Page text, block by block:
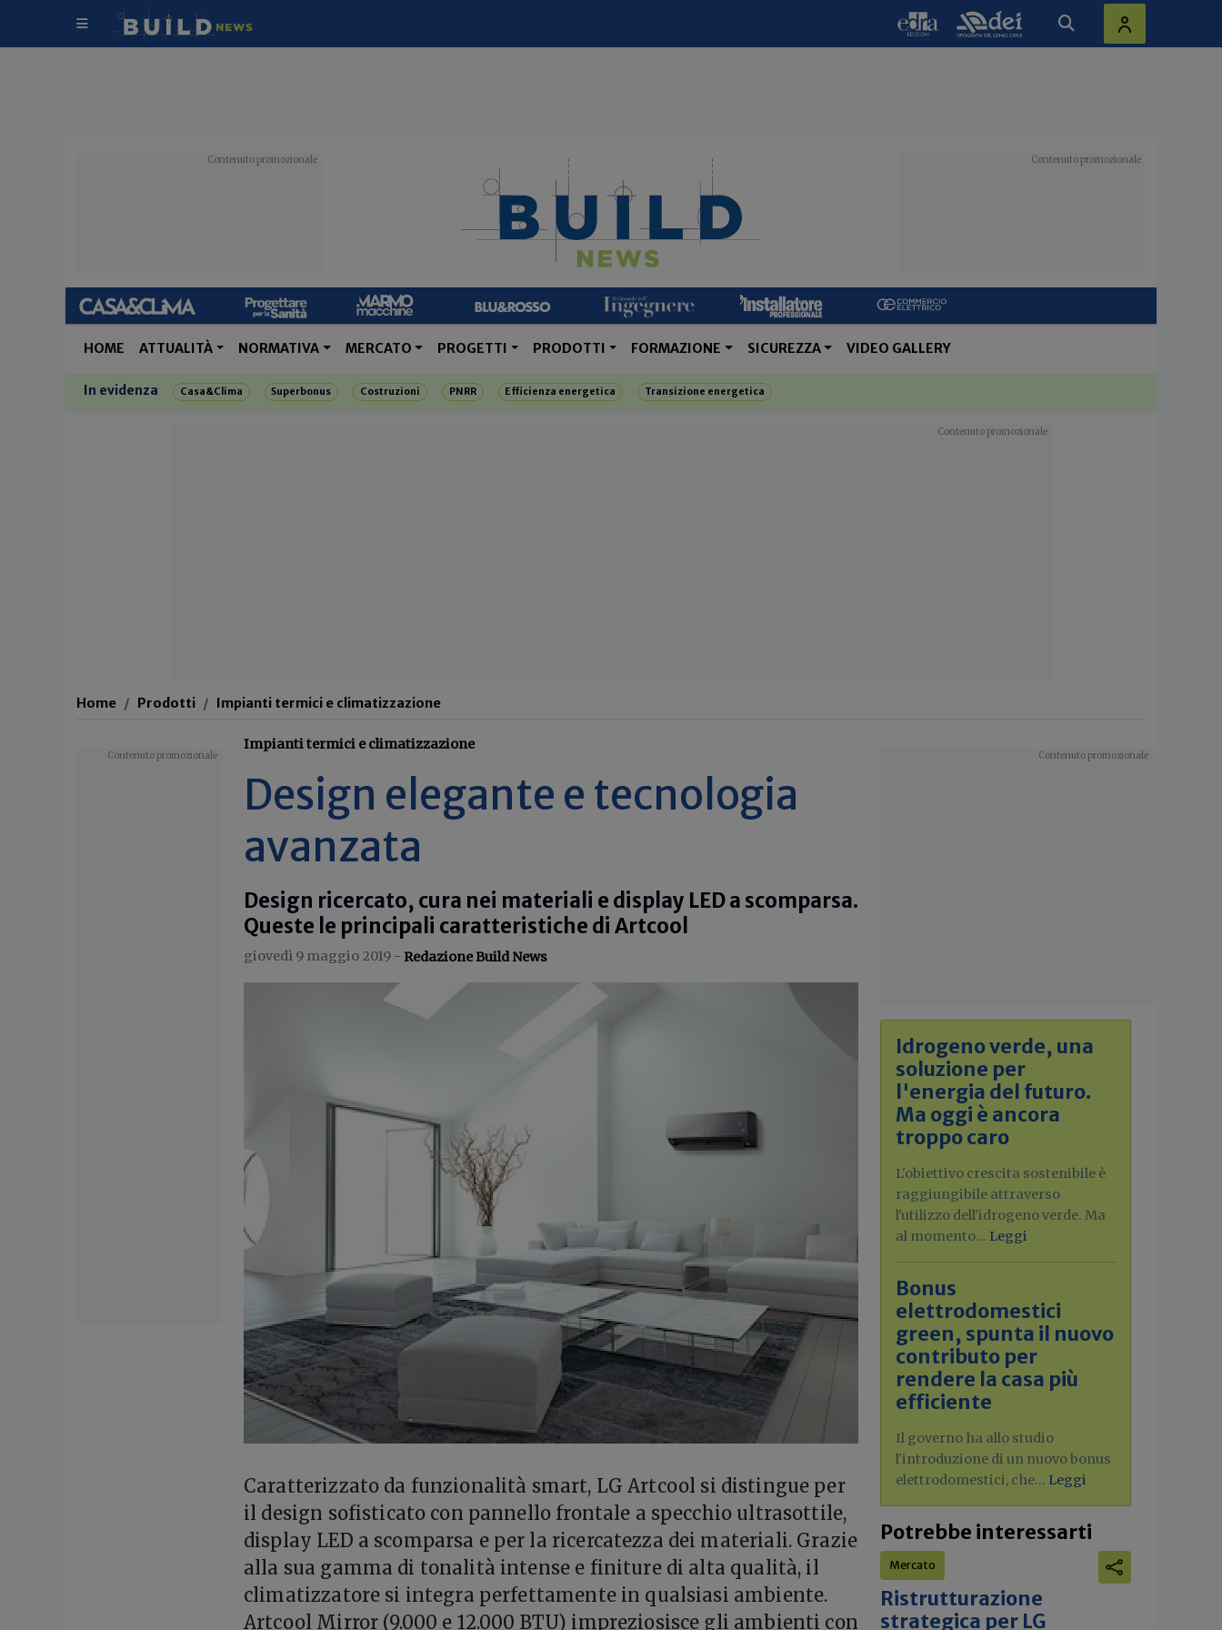
HOME ATTUALITÀ NORMATIVA MERCATO PROGETTI PRODOTTI FORMAZIONE SICUREZZA VIDEO GALLERY
In evidenza Casa&Clima Superbonus Costruzioni PNRR Efficienza energetica Transizione energetica
Home Prodotti Impianti termici e climatizzazione
Impianti termici e climatizzazione
Design elegante e tecnologia
avanzata
Design ricercato, cura nei materiali e display LED a scomparsa.
Queste le principali caratteristiche di Artcool
giovedì 9 maggio 2019 - Redazione Build News
Caratterizzato da funzionalità smart, LG Artcool si distingue per
il design sofisticato con pannello frontale a specchio ultrasottile,
display LED a scomparsa e per la ricercatezza dei materiali. Grazie
alla sua gamma di tonalità intense e finiture di alta qualità, il
climatizzatore si integra perfettamente in qualsiasi ambiente.
Artcool Mirror (9.000 e 12.000 BTU) impreziosisce gli ambienti con
Idrogeno verde, una
soluzione per
l'energia del futuro.
Ma oggi è ancora
troppo caro
L'obiettivo crescita sostenibile è
raggiungibile attraverso
l'utilizzo dell'idrogeno verde. Ma
al momento... Leggi
Bonus
elettrodomestici
green, spunta il nuovo
contributo per
rendere la casa più
efficiente
Il governo ha allo studio
l'introduzione di un nuovo bonus
elettrodomestici, che... Leggi
Potrebbe interessarti
Mercato
Ristrutturazione
strategica per LG